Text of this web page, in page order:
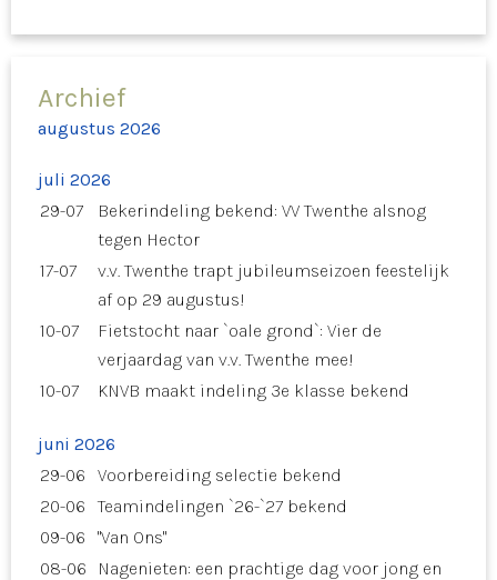
Archief
augustus 2026
juli 2026
29-07
Bekerindeling bekend: VV Twenthe alsnog
tegen Hector
17-07
v.v. Twenthe trapt jubileumseizoen feestelijk
af op 29 augustus!
10-07
Fietstocht naar `oale grond`: Vier de
verjaardag van v.v. Twenthe mee!
10-07
KNVB maakt indeling 3e klasse bekend
juni 2026
29-06
Voorbereiding selectie bekend
20-06
Teamindelingen `26-`27 bekend
09-06
"Van Ons"
08-06
Nagenieten: een prachtige dag voor jong en